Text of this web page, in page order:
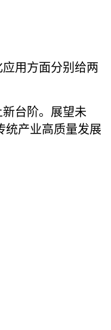
用方面分别给两
台阶。展望未
统产业高质量发展